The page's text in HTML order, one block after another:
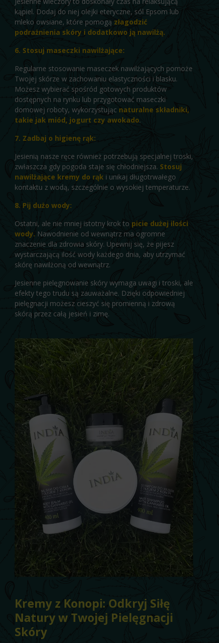
kąpiel. Dodaj do niej olejki eteryczne, sól Epsom lub
mleko owsiane, które pomogą złagodzić
podrażnienia skóry i dodatkowo ją nawilżą.
6. Stosuj maseczki nawilżające:
Regularne stosowanie maseczek nawilżających pomoże
Twojej skórze w zachowaniu elastyczności i blasku.
Możesz wybierać spośród gotowych produktów
dostępnych na rynku lub przygotować maseczki
domowej roboty, wykorzystując naturalne składniki,
takie jak miód, jogurt czy awokado.
7. Zadbaj o higienę rąk:
Jesienią nasze ręce również potrzebują specjalnej troski,
zwłaszcza gdy pogoda staje się chłodniejsza. Stosuj
nawilżające kremy do rąk i unikaj długotrwałego
kontaktu z wodą, szczególnie o wysokiej temperaturze.
8. Pij dużo wody:
Ostatni, ale nie mniej istotny krok to picie dużej ilości
wody. Nawodnienie od wewnątrz ma ogromne
znaczenie dla zdrowia skóry. Upewnij się, że pijesz
wystarczającą ilość wody każdego dnia, aby utrzymać
skórę nawilżoną od wewnątrz.
Jesienne pielęgnowanie skóry wymaga uwagi i troski, ale
efekty tego trudu są zauważalne. Dzięki odpowiedniej
pielęgnacji możesz cieszyć się promienną i zdrową
skórą przez całą jesień i zimę.
Kremy z Konopi: Odkryj Siłę
Natury w Twojej Pielęgnacji
Skóry